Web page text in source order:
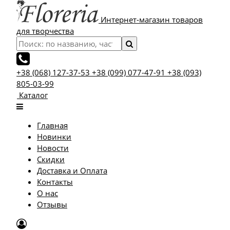
Интернет-магазин товаров
для творчества
+38 (068) 127-37-53 +38 (099) 077-47-91 +38 (093)
805-03-99
Каталог
Главная
Новинки
Новости
Скидки
Доставка и Оплата
Контакты
О нас
Отзывы